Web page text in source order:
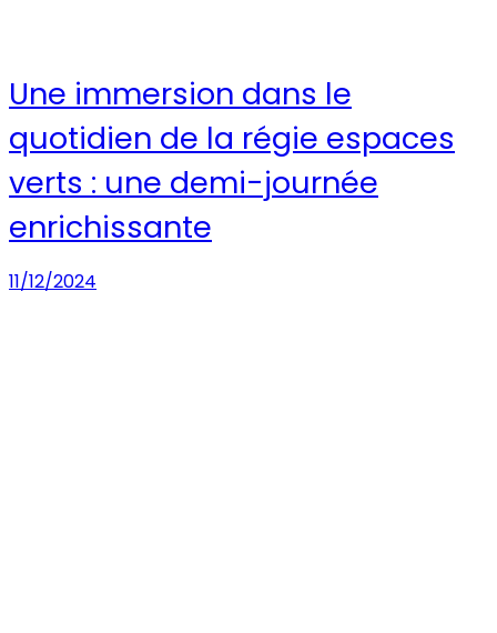
Une immersion dans le
quotidien de la régie espaces
verts : une demi-journée
enrichissante
11/12/2024